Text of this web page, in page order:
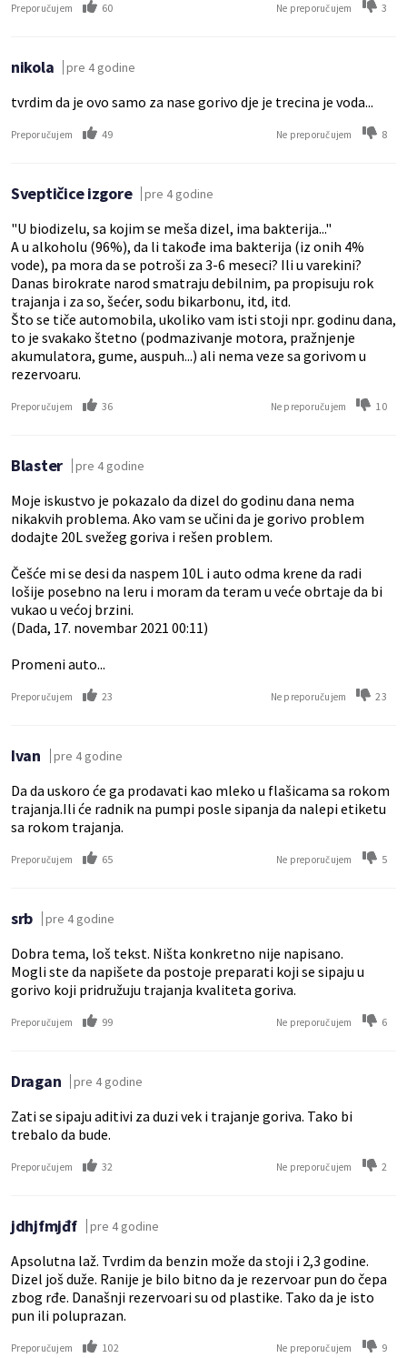
Preporučujem 60 Ne preporučujem 3
nikola pre 4 godine
tvrdim da je ovo samo za nase gorivo dje je trecina je voda...
Preporučujem 49 Ne preporučujem 8
Sveptičice izgore pre 4 godine
"U biodizelu, sa kojim se meša dizel, ima bakterija..."
A u alkoholu (96%), da li takođe ima bakterija (iz onih 4%
vode), pa mora da se potroši za 3-6 meseci? Ili u varekini?
Danas birokrate narod smatraju debilnim, pa propisuju rok
trajanja i za so, šećer, sodu bikarbonu, itd, itd.
Što se tiče automobila, ukoliko vam isti stoji npr. godinu dana,
to je svakako štetno (podmazivanje motora, pražnjenje
akumulatora, gume, auspuh...) ali nema veze sa gorivom u
rezervoaru.
Preporučujem 36 Ne preporučujem 10
Blaster pre 4 godine
Moje iskustvo je pokazalo da dizel do godinu dana nema
nikakvih problema. Ako vam se učini da je gorivo problem
dodajte 20L svežeg goriva i rešen problem.
Češće mi se desi da naspem 10L i auto odma krene da radi
lošije posebno na leru i moram da teram u veće obrtaje da bi
vukao u većoj brzini.
(Dada, 17. novembar 2021 00:11)
Promeni auto...
Preporučujem 23 Ne preporučujem 23
Ivan pre 4 godine
Da da uskoro će ga prodavati kao mleko u flašicama sa rokom
trajanja.Ili će radnik na pumpi posle sipanja da nalepi etiketu
sa rokom trajanja.
Preporučujem 65 Ne preporučujem 5
srb pre 4 godine
Dobra tema, loš tekst. Ništa konkretno nije napisano.
Mogli ste da napišete da postoje preparati koji se sipaju u
gorivo koji pridružuju trajanja kvaliteta goriva.
Preporučujem 99 Ne preporučujem 6
Dragan pre 4 godine
Zati se sipaju aditivi za duzi vek i trajanje goriva. Tako bi
trebalo da bude.
Preporučujem 32 Ne preporučujem 2
jdhjfmjđf pre 4 godine
Apsolutna laž. Tvrdim da benzin može da stoji i 2,3 godine.
Dizel još duže. Ranije je bilo bitno da je rezervoar pun do čepa
zbog rđe. Današnji rezervoari su od plastike. Tako da je isto
pun ili poluprazan.
Preporučujem 102 Ne preporučujem 9